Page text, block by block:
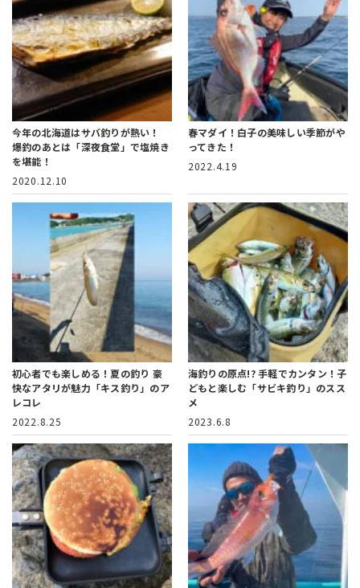
今年の北海道はサバ釣りが熱い！
爆釣のあとは「深夜食堂」で塩焼き
を堪能！
2020.12.10
春マダイ！白子の美味しい季節がや
ってきた！
2022.4.19
初心者でも楽しめる！夏の釣り 豪
快なアタリが魅力「キス釣り」のア
レコレ
2022.8.25
海釣りの原点!?手軽でカンタン！子
どもと楽しむ「サビキ釣り」のスス
メ
2023.6.8